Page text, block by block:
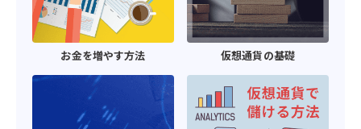
お金を増やす方法 仮想通貨の基礎